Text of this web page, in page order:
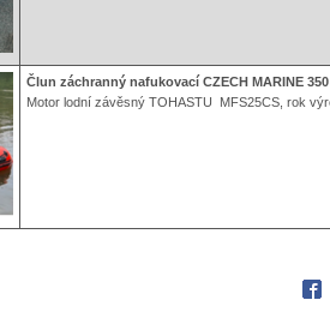
Člun záchranný nafukovací CZECH MARINE
Motor lodní závěsný TOHASTU MFS25CS, rok